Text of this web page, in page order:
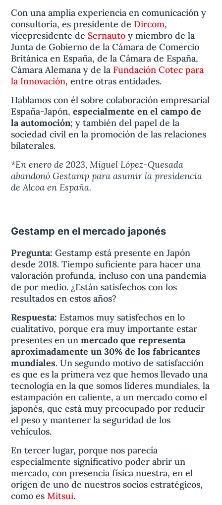
Con una amplia experiencia en comunicación y
consultoría, es presidente de Dircom,
vicepresidente de Sernauto y miembro de la
Junta de Gobierno de la Cámara de Comercio
Británica en España, de la Cámara de España,
Cámara Alemana y de la Fundación Cotec para
la Innovación, entre otras entidades.
Hablamos con él sobre colaboración empresarial
España-Japón,especialmente en el campo de
la automoción; y también del papel de la
sociedad civil en la promoción de las relaciones
bilaterales.
*En enero de 2023, Miguel López-Quesada
abandonó Gestamp para asumir la presidencia
de Alcoa en España.
Gestamp en el mercado japonés
Pregunta: Gestamp está presente en Japón
desde 2018. Tiempo suficiente para hacer una
valoración profunda, incluso con una pandemia
de por medio. ¿Están satisfechos con los
resultados en estos años?
Respuesta: Estamos muy satisfechos en lo
cualitativo, porque era muy importante estar
presentes en unmercado que representa
aproximadamente un 30% de los fabricantes
mundiales. Un segundo motivo de satisfacción
es que es la primera vez que hemos llevado una
tecnología en la que somos líderes mundiales, la
estampación en caliente, a un mercado como el
japonés, que está muy preocupado por reducir
el peso y mantener la seguridad de los
vehículos.
En tercer lugar, porque nos parecía
especialmente significativo poder abrir un
mercado, con presencia física nuestra, en el
origen de uno de nuestros socios estratégicos,
como esMitsui.